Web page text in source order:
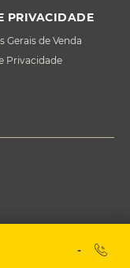
PRIVACIDADE
Gerais de Venda
Privacidade
-